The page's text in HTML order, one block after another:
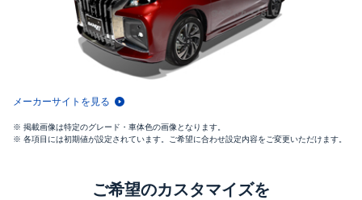
メーカーサイトを見る
掲載画像は特定のグレード・車体色の画像となります。
各項目には初期値が設定されています。ご希望に合わせ設定内容をご変更いただけます。
ご希望のカスタマイズを